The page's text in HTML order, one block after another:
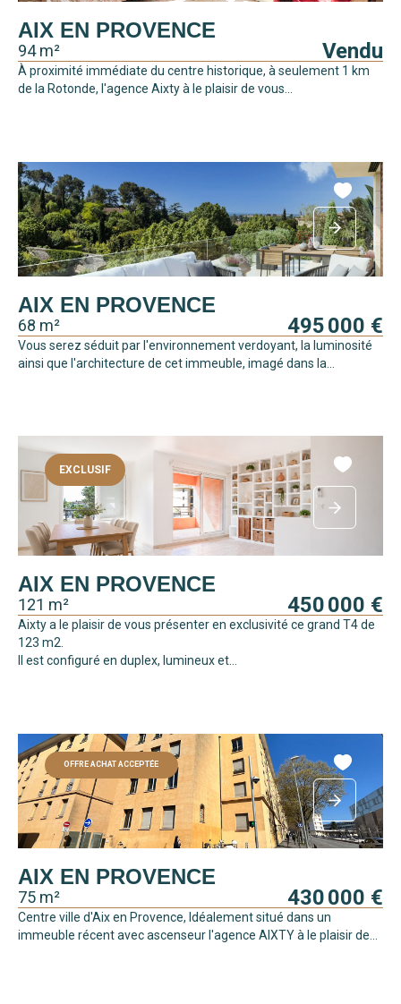
AIX EN PROVENCE
94 m² Vendu
À proximité immédiate du centre historique, à seulement 1 km
de la Rotonde, l'agence Aixty à le plaisir de vous...
AIX EN PROVENCE
68 m² 495 000 €
Vous serez séduit par l'environnement verdoyant, la luminosité
ainsi que l'architecture de cet immeuble, imagé dans la...
EXCLUSIF
AIX EN PROVENCE
121 m² 450 000 €
Aixty a le plaisir de vous présenter en exclusivité ce grand T4 de
123 m2.
Il est configuré en duplex, lumineux et...
OFFRE ACHAT ACCEPTÉE
AIX EN PROVENCE
75 m² 430 000 €
Centre ville d'Aix en Provence, Idéalement situé dans un
immeuble récent avec ascenseur l'agence AIXTY à le plaisir de...